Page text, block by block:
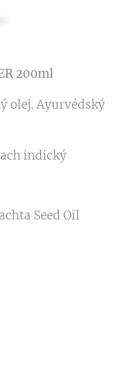
200ml
olej. Ayurvédský
indický
Seed Oil